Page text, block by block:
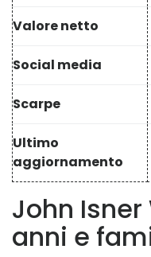
Valore netto
Social media
Scarpe
Ultimo
aggiornamento
John
anni e